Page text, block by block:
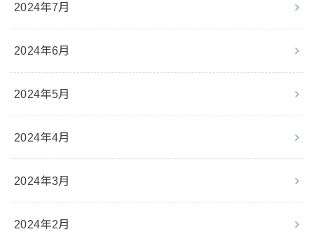
2024年7月
2024年6月
2024年5月
2024年4月
2024年3月
2024年2月